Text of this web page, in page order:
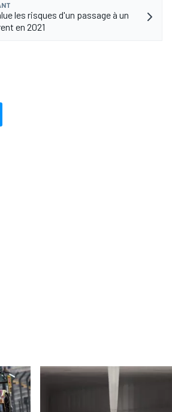
les risques d'un passage à un
en 2021